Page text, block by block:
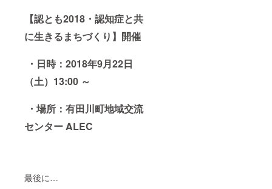
【認とも2018・認知症と共
に生きるまちづくり】開催
・日時：2018年9月22日
（土）13:00 ～
・場所：有田川町地域交流
センター ALEC
最後に…